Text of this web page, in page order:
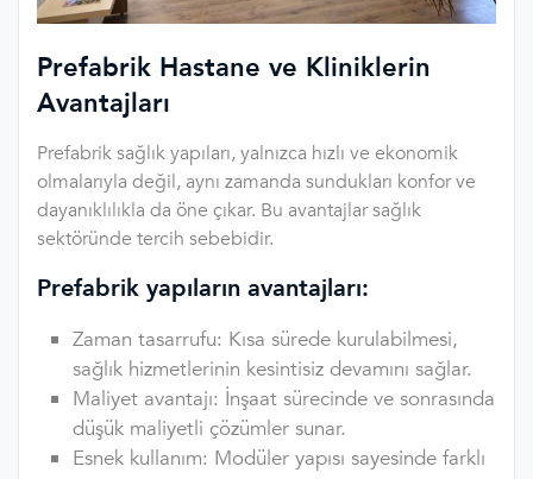
Prefabrik Hastane ve Kliniklerin
Avantajları
Prefabrik sağlık yapıları, yalnızca hızlı ve ekonomik
olmalarıyla değil, aynı zamanda sundukları konfor ve
dayanıklılıkla da öne çıkar. Bu avantajlar sağlık
sektöründe tercih sebebidir.
Prefabrik yapıların avantajları:
Zaman tasarrufu: Kısa sürede kurulabilmesi,
sağlık hizmetlerinin kesintisiz devamını sağlar.
Maliyet avantajı: İnşaat sürecinde ve sonrasında
düşük maliyetli çözümler sunar.
Esnek kullanım: Modüler yapısı sayesinde farklı